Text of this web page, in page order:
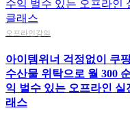
오프라인강의
아이템위너 걱정없이 쿠
수산물 위탁으로 월 300
익 벌수 있는 오프라인 실
래스